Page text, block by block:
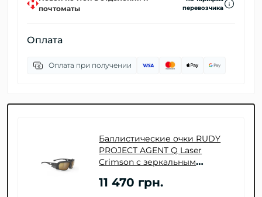
почтоматы
перевозчика
Оплата
Оплата при получении
Баллистические очки RUDY
PROJECT AGENT Q Laser
Crimson с зеркальным
11 470 грн.